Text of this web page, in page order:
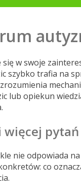
w swoje
szybko trafia na
lub opiekun
nie odpowiada
co